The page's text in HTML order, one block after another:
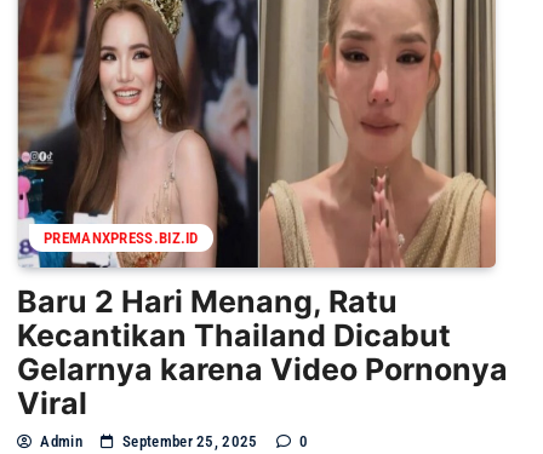
PREMANXPRESS.BIZ.ID
Baru 2 Hari Menang, Ratu
Kecantikan Thailand Dicabut
Gelarnya karena Video Pornonya
Viral
Admin September 25, 2025 0